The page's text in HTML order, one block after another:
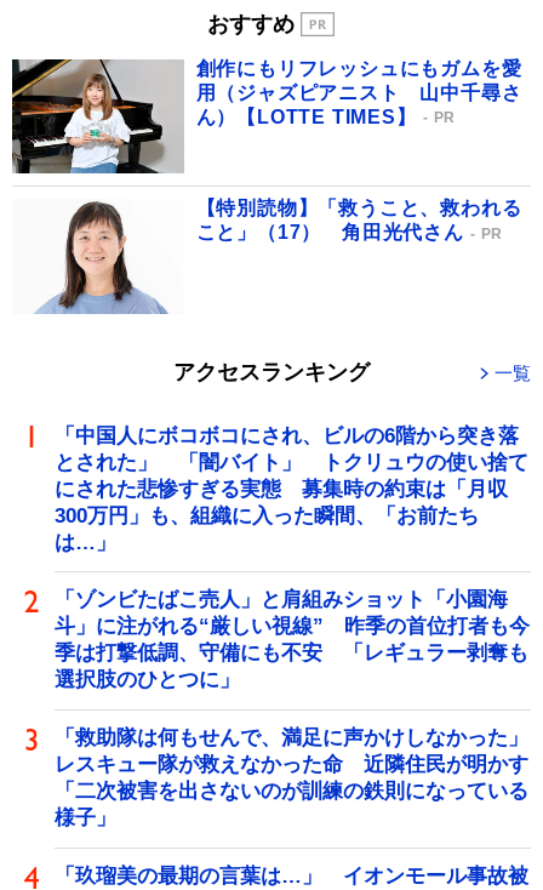
おすすめ
創作にもリフレッシュにもガムを愛
用（ジャズピアニスト 山中千尋さ
ん）【LOTTE TIMES】
PR
【特別読物】「救うこと、救われる
こと」（17） 角田光代さん
PR
アクセスランキング 一覧
「中国人にボコボコにされ、ビルの6階から突き落
とされた」 「闇バイト」 トクリュウの使い捨て
にされた悲惨すぎる実態 募集時の約束は「月収
300万円」も、組織に入った瞬間、「お前たち
は…」
「ゾンビたばこ売人」と肩組みショット「小園海
斗」に注がれる“厳しい視線” 昨季の首位打者も今
季は打撃低調、守備にも不安 「レギュラー剥奪も
選択肢のひとつに」
「救助隊は何もせんで、満足に声かけしなかった」
レスキュー隊が救えなかった命 近隣住民が明かす
「二次被害を出さないのが訓練の鉄則になっている
様子」
「玖瑠美の最期の言葉は…」 イオンモール事故被